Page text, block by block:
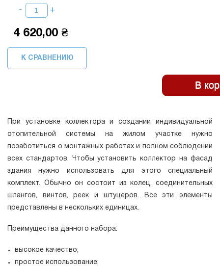
4 620,00 ₴
К СРАВНЕНИЮ
При установке коллектора и создании индивидуальной
отопительной системы на жилом участке нужно
позаботиться о монтажных работах и полном соблюдении
всех стандартов. Чтобы установить коллектор на фасад
здания нужно использовать для этого специальный
комплект. Обычно он состоит из колец, соединительных
шлангов, винтов, реек и штуцеров. Все эти элементы
представлены в нескольких единицах.
Преимущества данного набора:
высокое качество;
простое использование;